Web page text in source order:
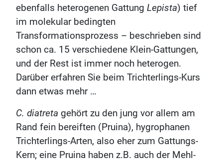
ebenfalls heterogenen Gattung Lepista) tief
im molekular bedingten
Transformationsprozess – beschrieben sind
schon ca. 15 verschiedene Klein-Gattungen,
und der Rest ist immer noch heterogen.
Darüber erfahren Sie beim Trichterlings-Kurs
dann etwas mehr …
C. diatreta gehört zu den jung vor allem am
Rand fein bereiften (Pruina), hygrophanen
Trichterlings-Arten, also eher zum Gattungs-
Kern; eine Pruina haben z.B. auch der Mehl-